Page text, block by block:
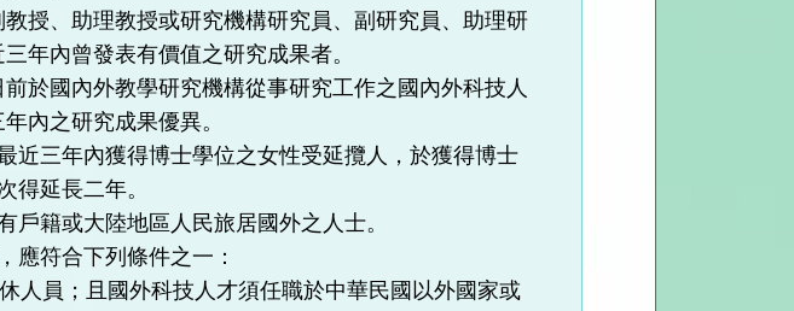
授、助理教授或研究機構研究員、副研究員、助理研
年內曾發表有價值之研究成果者。
於國內外教學研究機構從事研究工作之國內外科技人
內之研究成果優異。
近三年內獲得博士學位之女性受延攬人，於獲得博士
得延長二年。
籍或大陸地區人民旅居國外之人士。
應符合下列條件之一：
人員；且國外科技人才須任職於中華民國以外國家或